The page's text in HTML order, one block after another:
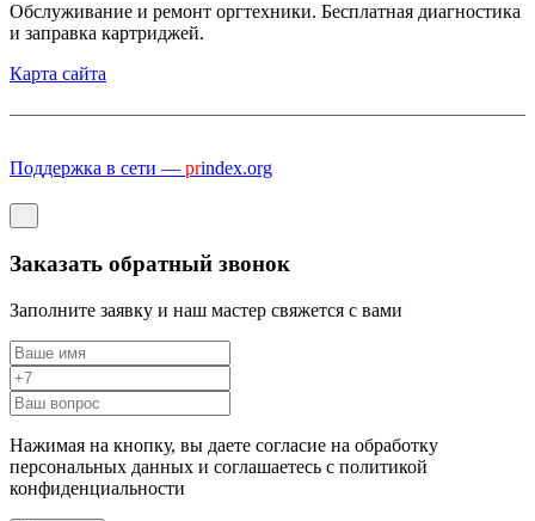
Обслуживание и ремонт оргтехники. Бесплатная диагностика
и заправка картриджей.
Карта сайта
Поддержка в сети — prindex.org
Заказать обратный звонок
Заполните заявку и наш мастер свяжется с вами
Нажимая на кнопку, вы даете согласие на обработку
персональных данных и соглашаетесь c политикой
конфиденциальности